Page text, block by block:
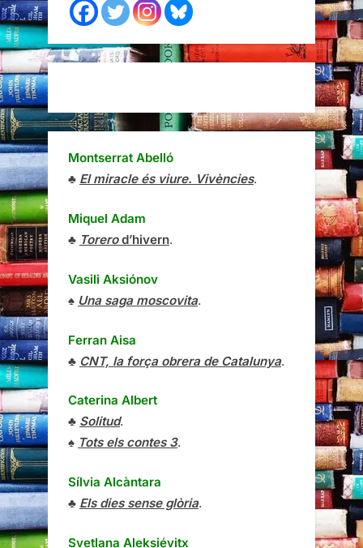
Montserrat Abelló
♣ El miracle és viure. Vivències.
Miquel Adam
♣ Torerod’hivern.
Vasili Aksiónov
♠ Una saga moscovita.
Ferran Aisa
♣ CNT, la força obrera de Catalunya.
Caterina Albert
♣ Solitud.
♠ Tots els contes 3.
Sílvia Alcàntara
♣ Els dies sense glòria.
Svetlana Aleksiévitx